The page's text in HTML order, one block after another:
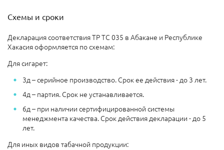
Схемы и сроки
Декларация соответствия ТР ТС 035 в Абакане и Республике
Хакасия оформляется по схемам:
Для сигарет:
3д – серийное производство. Срок ее действия - до 3 лет.
4д – партия. Срок не устанавливается.
6д – при наличии сертифицированной системы
менеджмента качества. Срок действия декларации - до 5
лет.
Для иных видов табачной продукции: